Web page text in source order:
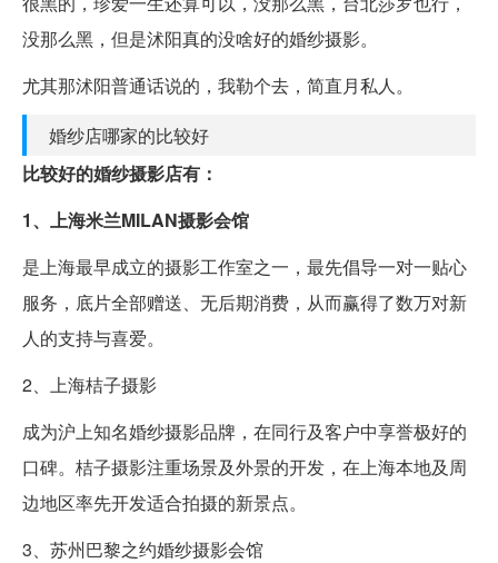
没那么黑，但是沭阳真的没啥好的婚纱摄影。
尤其那沭阳普通话说的，我勒个去，简直月私人。
婚纱店哪家的比较好
比较好的婚纱摄影店有：
1、上海米兰MILAN摄影会馆
是上海最早成立的摄影工作室之一，最先倡导一对一贴心
服务，底片全部赠送、无后期消费，从而赢得了数万对新
人的支持与喜爱。
2、上海桔子摄影
成为沪上知名婚纱摄影品牌，在同行及客户中享誉极好的
口碑。桔子摄影注重场景及外景的开发，在上海本地及周
边地区率先开发适合拍摄的新景点。
3、苏州巴黎之约婚纱摄影会馆